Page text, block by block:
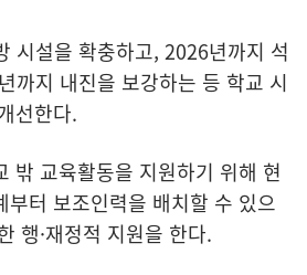
시설을 확충하고, 2026년까지 석
까지 내진을 보강하는 등 학교 시
선한다.
밖 교육활동을 지원하기 위해 현
부터 보조인력을 배치할 수 있으
행·재정적 지원을 한다.